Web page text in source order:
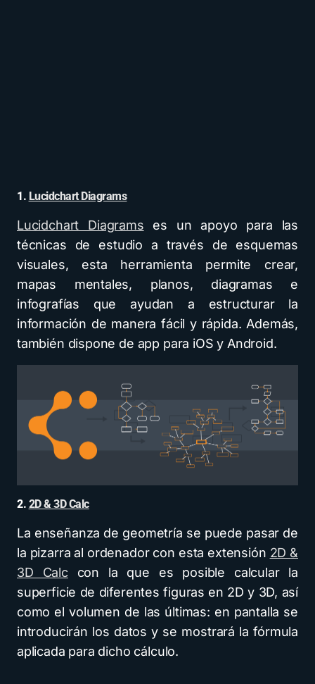
1. Lucidchart Diagrams
Lucidchart Diagrams es un apoyo para las
técnicas de estudio a través de esquemas
visuales, esta herramienta permite crear,
mapas mentales, planos, diagramas e
infografías que ayudan a estructurar la
información de manera fácil y rápida. Además,
también dispone de app para iOS y Android.
2. 2D & 3D Calc
La enseñanza de geometría se puede pasar de
la pizarra al ordenador con esta extensión 2D &
3D Calccon la que es posible calcular la
superficie de diferentes figuras en 2D y 3D, así
como el volumen de las últimas: en pantalla se
introducirán los datos y se mostrará la fórmula
aplicada para dicho cálculo.